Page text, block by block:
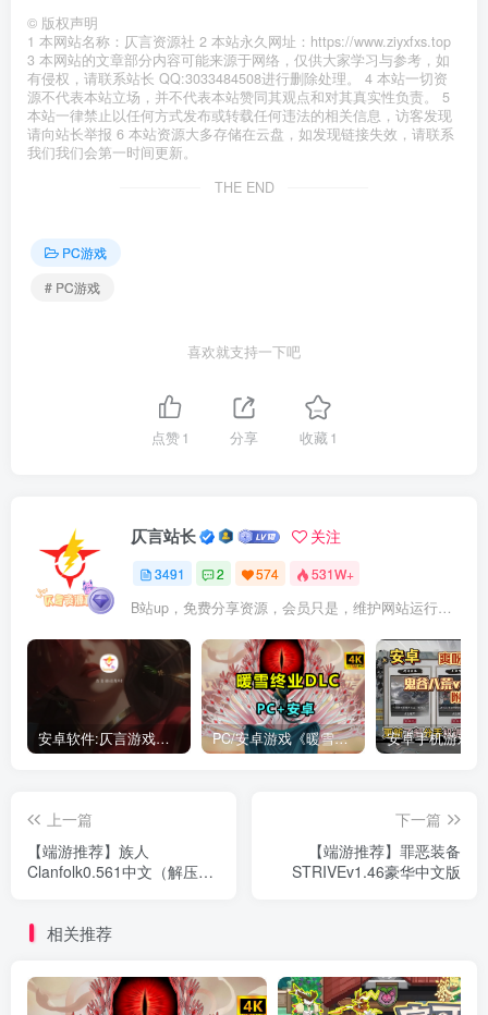
© 版权声明
1 本网站名称：仄言资源社 2 本站永久网址：https://www.ziyxfxs.top
3 本网站的文章部分内容可能来源于网络，仅供大家学习与参考，如
有侵权，请联系站长 QQ:3033484508进行删除处理。 4 本站一切资
源不代表本站立场，并不代表本站赞同其观点和对其真实性负责。 5
本站一律禁止以任何方式发布或转载任何违法的相关信息，访客发现
请向站长举报 6 本站资源大多存储在云盘，如发现链接失效，请联系
我们我们会第一时间更新。
THE END
PC游戏
# PC游戏
喜欢就支持一下吧
点赞1 分享 收藏1
仄言站长 关注
3491 2 574 531W+
B站up，免费分享资源，会员只是，维护网站运行，会员权利为可以支持本地下载，更多内容，敬请期待！
安卓软件:仄言游戏库4.0APP全新上架了！没有下的赶紧下载呀！ PC/安卓游戏《暖雪最新v3.1.0.1》终业DLC整合版！
上一篇
【端游推荐】族人
Clanfolk0.561中文（解压即
下一篇
【端游推荐】罪恶装备
STRIVEv1.46豪华中文版
相关推荐